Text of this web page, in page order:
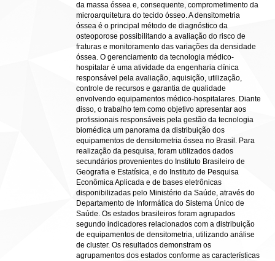
da massa óssea e, consequente, comprometimento da
microarquitetura do tecido ósseo. A densitometria
óssea é o principal método de diagnóstico da
osteoporose possibilitando a avaliação do risco de
fraturas e monitoramento das variações da densidade
óssea. O gerenciamento da tecnologia médico-
hospitalar é uma atividade da engenharia clínica
responsável pela avaliação, aquisição, utilização,
controle de recursos e garantia de qualidade
envolvendo equipamentos médico-hospitalares. Diante
disso, o trabalho tem como objetivo apresentar aos
profissionais responsáveis pela gestão da tecnologia
biomédica um panorama da distribuição dos
equipamentos de densitometria óssea no Brasil. Para
realização da pesquisa, foram utilizados dados
secundários provenientes do Instituto Brasileiro de
Geografia e Estatísica, e do Instituto de Pesquisa
Econômica Aplicada e de bases eletrônicas
disponibilizadas pelo Ministério da Saúde, através do
Departamento de Informática do Sistema Único de
Saúde. Os estados brasileiros foram agrupados
segundo indicadores relacionados com a distribuição
de equipamentos de densitometria, utilizando análise
de cluster. Os resultados demonstram os
agrupamentos dos estados conforme as características